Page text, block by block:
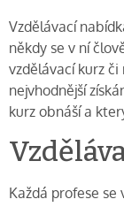
Vzdělávací
někdy se v ní
vzdělávací kurz
nejvhodnější
kurz obnáší a
Každá profese